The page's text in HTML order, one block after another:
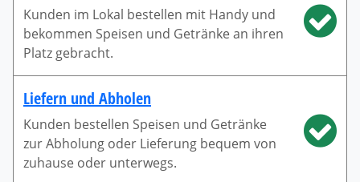
Kunden im Lokal bestellen mit Handy und
bekommen Speisen und Getränke an ihren
Platz gebracht.
Liefern und Abholen
Kunden bestellen Speisen und Getränke
zur Abholung oder Lieferung bequem von
zuhause oder unterwegs.